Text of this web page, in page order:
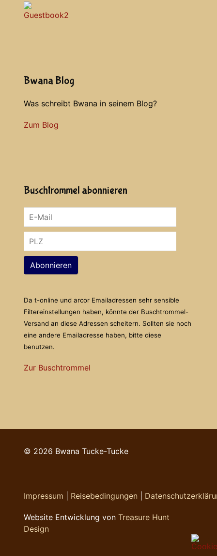
Bwana Blog
Was schreibt Bwana in seinem Blog?
Zum Blog
Buschtrommel abonnieren
Abonnieren
Da t-online und arcor Emailadressen sehr sensible
Filtereinstellungen haben, könnte der Buschtrommel-
Versand an diese Adressen scheitern. Sollten sie noch
eine andere Emailadresse haben, bitte diese
benutzen.
Zur Buschtrommel
© 2026 Bwana Tucke-Tucke
Impressum Reisebedingungen
Website Entwicklung von Treasure Hunt
Design